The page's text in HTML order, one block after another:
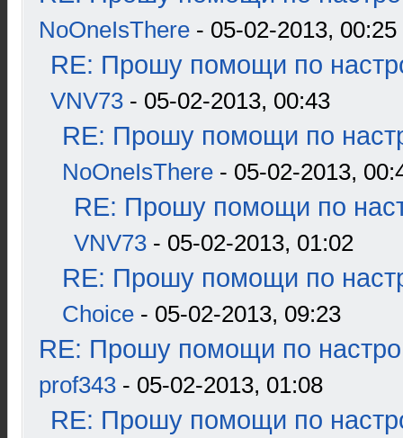
NoOneIsThere - 05-02-2013, 00:25
RE: Прошу помощи по
VNV73 - 05-02-2013, 00:43
RE: Прошу помощи по
NoOneIsThere - 05-02-2013,
RE: Прошу помощи по
VNV73 - 05-02-2013, 01:02
RE: Прошу помощи по
Choice - 05-02-2013, 09:23
RE: Прошу помощи по
prof343 - 05-02-2013, 01:08
RE: Прошу помощи по